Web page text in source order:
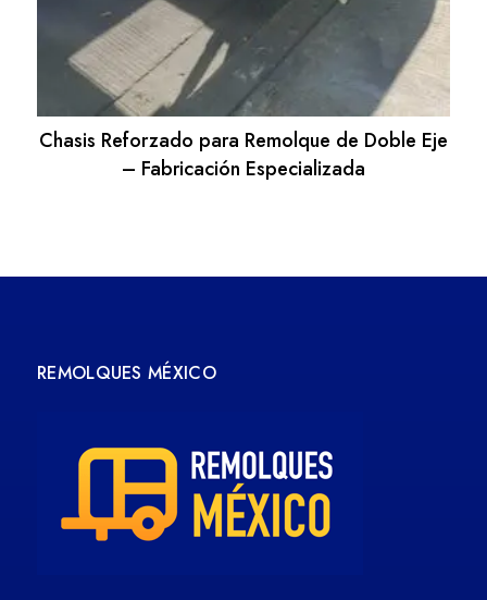
Chasis Reforzado para Remolque de Doble Eje
– Fabricación Especializada
REMOLQUES MÉXICO